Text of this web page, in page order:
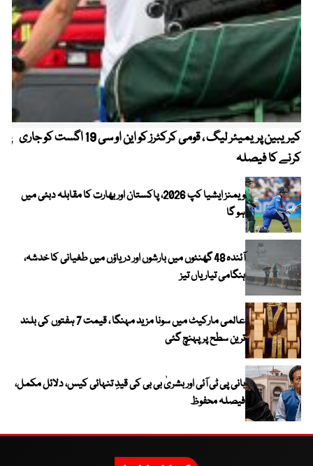
کیریبین پریمیئر لیگ ، قومی کرکٹرز کو این او سی 19 اگست کو جاری
کرنے کا فیصلہ
ویمنز ایشیا کپ 2026، پاکستان اور بھارت کا مقابلہ دبئی میں
ہو گا
آئندہ 48 گھنٹوں میں بارشوں اور دریاؤں میں طغیانی کا خدشہ،
ہنگامی تیاریاں تیز
عالمی مارکیٹ میں سونا مزید مہنگا ، قیمت 7 ہفتوں کی بلند
ترین سطح پر پہنچ گئی
بانی پی ٹی آئی اور بشریٰ بی بی کی قیدِ تنہائی کیس، دلائل مکمل،
فیصلہ محفوظ